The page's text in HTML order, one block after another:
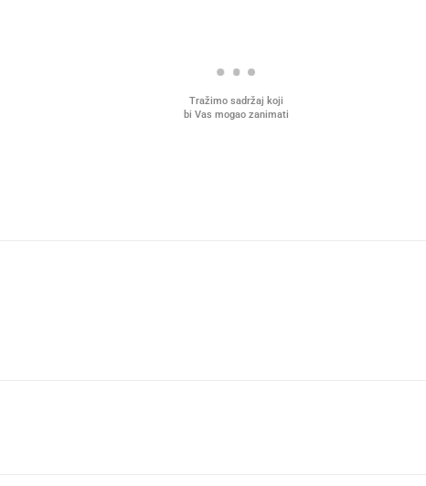
Tražimo sadržaj koji
bi Vas mogao zanimati